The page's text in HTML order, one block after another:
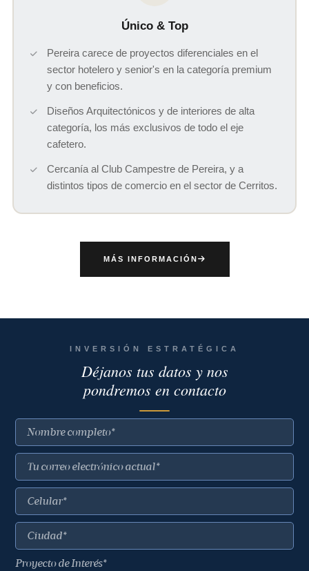
Único & Top
Pereira carece de proyectos diferenciales en el
sector hotelero y senior's en la categoría premium
y con beneficios.
Diseños Arquitectónicos y de interiores de alta
categoría, los más exclusivos de todo el eje
cafetero.
Cercanía al Club Campestre de Pereira, y a
distintos tipos de comercio en el sector de Cerritos.
MÁS INFORMACIÓN
INVERSIÓN ESTRATÉGICA
Déjanos tus datos y nos
pondremos en contacto
Proyecto de Interés*